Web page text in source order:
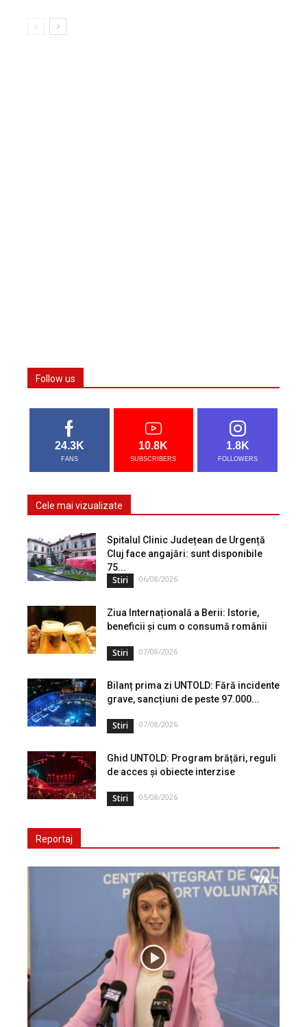
Follow us
24.3K
FANS
10.8K
SUBSCRIBERS
1.8K
FOLLOWERS
Cele mai vizualizate
Spitalul Clinic Județean de Urgență
Cluj face angajări: sunt disponibile
75...
Stiri 06/08/2026
Ziua Internațională a Berii: Istorie,
beneficii și cum o consumă românii
Stiri 07/08/2026
Bilanț prima zi UNTOLD: Fără incidente
grave, sancțiuni de peste 97.000...
Stiri 07/08/2026
Ghid UNTOLD: Program brățări, reguli
de acces și obiecte interzise
Stiri 05/08/2026
Reportaj